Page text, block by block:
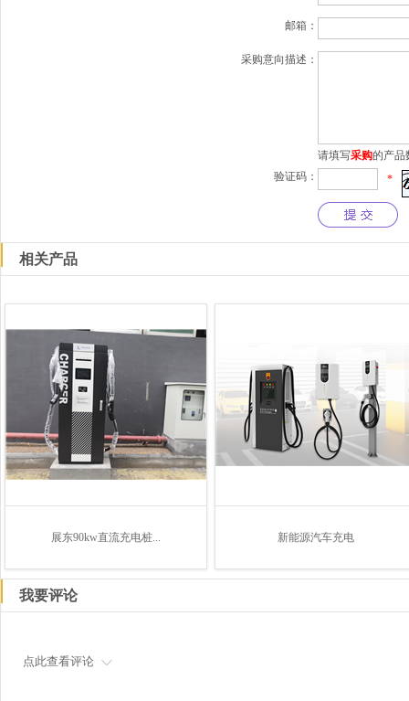
邮箱：
采购意向描述：
请填写采购的产品
验证码：
*
相关产品
展东90kw直流充电桩... 新能源汽车充电
我要评论
点此查看评论